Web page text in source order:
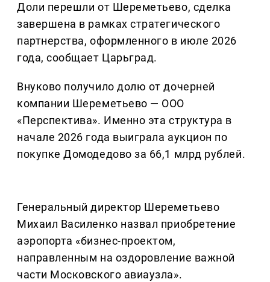
Доли перешли от Шереметьево, сделка
завершена в рамках стратегического
партнерства, оформленного в июле 2026
года, сообщает Царьград.
Внуково получило долю от дочерней
компании Шереметьево — ООО
«Перспектива». Именно эта структура в
начале 2026 года выиграла аукцион по
покупке Домодедово за 66,1 млрд рублей.
Генеральный директор Шереметьево
Михаил Василенко назвал приобретение
аэропорта «бизнес-проектом,
направленным на оздоровление важной
части Московского авиаузла».